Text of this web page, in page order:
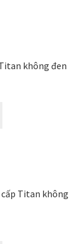
không đen
cấp Titan không